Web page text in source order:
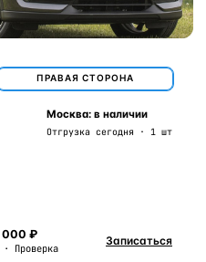
ПРАВАЯ СТОРОНА
Москва: в наличии
Отгрузка сегодня · 1 шт
000 ₽
Проверка
Записаться